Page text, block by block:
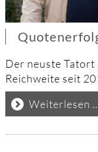
Der neuste
Reichweite seit
Weiterlesen